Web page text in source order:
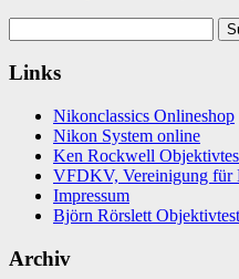
nach:
Links
Nikonclassics Onlineshop
Nikon System online
Ken Rockwell
VFDKV, Vereinigung für
Impressum
Björn Rörslett
Archiv